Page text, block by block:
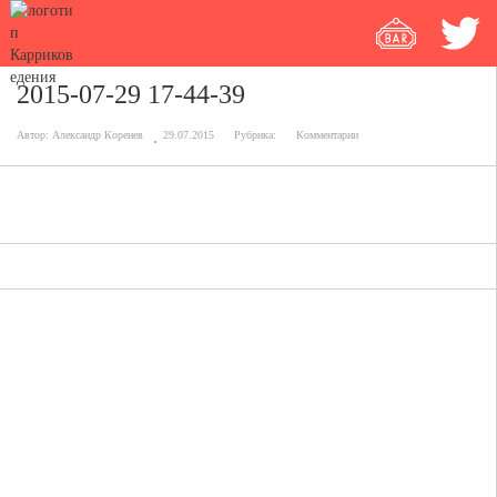
2015-07-29 17-44-39
Автор: Александр Коренев 29.07.2015 Рубрика: Комментарии